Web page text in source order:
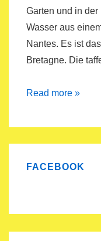
Garten und in
Wasser aus
Nantes. Es ist
Bretagne. Die
Read more »
FACEBOOK